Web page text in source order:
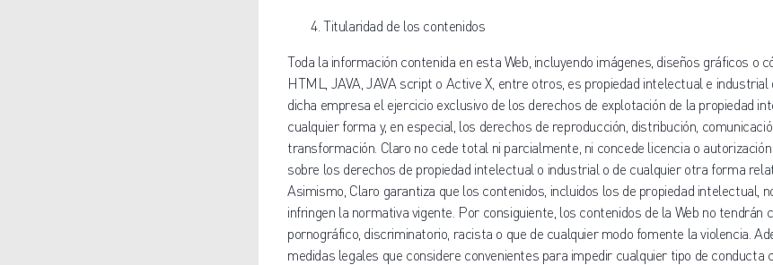
Titularidad de los contenidos
Toda la información contenida en esta Web, incluyendo imágenes, diseños gráficos o
HTML, JAVA, JAVA script o Active X, entre otros, es propiedad intelectual e industrial
dicha empresa el ejercicio exclusivo de los derechos de explotación de la propiedad
cualquier forma y, en especial, los derechos de reproducción, distribución,
transformación. Claro no cede total ni parcialmente, ni concede licencia o
sobre los derechos de propiedad intelectual o industrial o de cualquier otra forma
Asimismo, Claro garantiza que los contenidos, incluidos los de propiedad intelectual,
infringen la normativa vigente. Por consiguiente, los contenidos de la Web no tendrán
pornográfico, discriminatorio, racista o que de cualquier modo fomente la violencia.
medidas legales que considere convenientes para impedir cualquier tipo de conducta